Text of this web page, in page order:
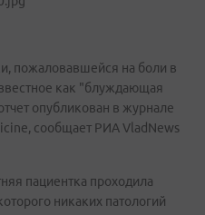
пожаловавшейся на боли в
как "блуждающая
опубликован в журнале
сообщает РИА VladNews
пациентка проходила
никаких патологий